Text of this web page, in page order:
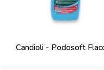
Candioli - Podosoft